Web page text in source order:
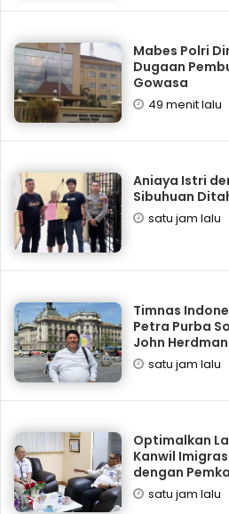
Mabes Polri
Dugaan
Gowasa
49 menit lalu
Aniaya Istri
Sibuhuan
satu jam lalu
Timnas
Petra Purba
John Herdman
satu jam lalu
Optimalkan
Kanwil
dengan
satu jam lalu